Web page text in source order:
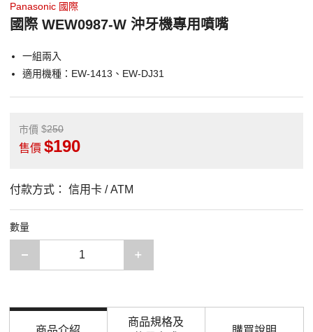
Panasonic 國際
國際 WEW0987-W 沖牙機專用噴嘴
一組兩入
適用機種：EW-1413、EW-DJ31
市價 250
售價 190
付款方式： 信用卡 / ATM
數量
減少一項
商品規格及